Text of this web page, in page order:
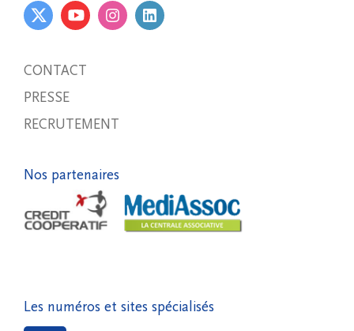
CONTACT
PRESSE
RECRUTEMENT
Nos partenaires
Les numéros et sites spécialisés